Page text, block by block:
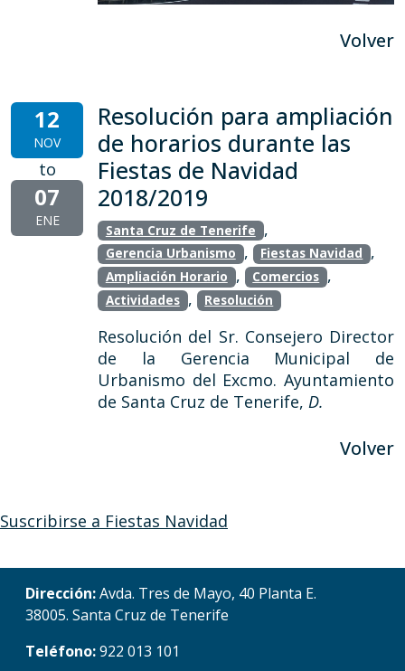
Volver
12
NOV
to
07
ENE
Resolución para ampliación
de horarios durante las
Fiestas de Navidad
2018/2019
Santa Cruz de Tenerife ,
Gerencia Urbanismo , Fiestas Navidad ,
Ampliación Horario , Comercios ,
Actividades , Resolución
Resolución del Sr. Consejero Director
de la Gerencia Municipal de
Urbanismo del Excmo. Ayuntamiento
de Santa Cruz de Tenerife, D.
Volver
Suscribirse a Fiestas Navidad
Dirección:Avda. Tres de Mayo, 40 Planta E.
38005. Santa Cruz de Tenerife
Teléfono:922 013 101